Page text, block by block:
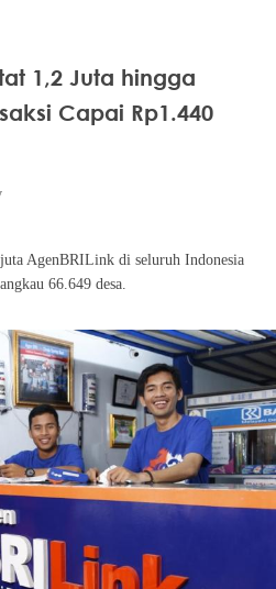
1,2 Juta hingga
Capai Rp1.440
AgenBRILink di seluruh Indonesia
66.649 desa.